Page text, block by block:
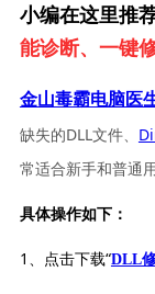
小编在这里推
能诊断、一键
金山毒霸电脑医
缺失的DLL文件、
常适合新手和普通用
具体操作如下：
1、点击下载“DLL